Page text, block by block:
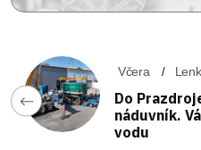
Včera
Do
náduvník.
vodu